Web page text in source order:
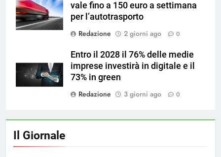
vale fino a 150 euro a settimana
per l’autotrasporto
Redazione
2 giorni ago 0
Entro il 2028 il 76% delle medie
imprese investirà in digitale e il
73% in green
Redazione
3 giorni ago 0
Il Giornale